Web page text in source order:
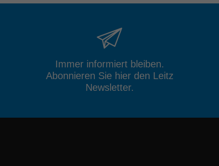
Immer informiert bleiben.
Abonnieren Sie hier den Leitz
Newsletter.